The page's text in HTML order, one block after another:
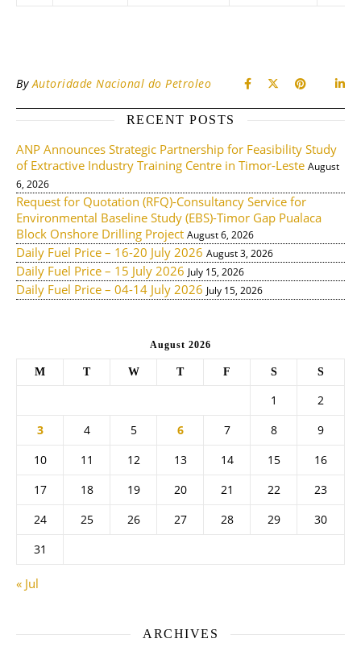
ByAutoridade Nacional do Petroleo
RECENT POSTS
ANP Announces Strategic Partnership for Feasibility Study
of Extractive Industry Training Centre in Timor-Leste August
6, 2026
Request for Quotation (RFQ)-Consultancy Service for
Environmental Baseline Study (EBS)-Timor Gap Pualaca
Block Onshore Drilling Project August 6, 2026
Daily Fuel Price – 16-20 July 2026 August 3, 2026
Daily Fuel Price – 15 July 2026 July 15, 2026
Daily Fuel Price – 04-14 July 2026 July 15, 2026
August 2026
M T W T F S S
1
2
3
4 5 6 7 8
9
10
11 12 13 14 15
16
17
18 19 20 21 22
23
24
25 26 27 28 29
30
31
« Jul
ARCHIVES